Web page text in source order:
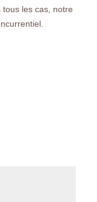
les cas, notre